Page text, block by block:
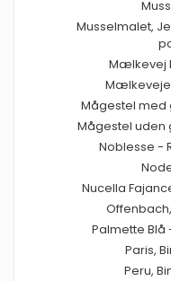
Musselmalet,
Mælkevej
Mågestel med
Mågestel uden
Noblesse -
Nucella
Palmette
Paris,
Peru,